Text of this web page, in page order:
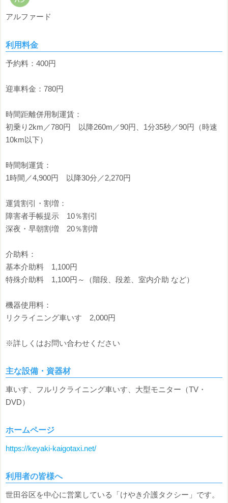
アルファード
利用料金
予約料：400円
迎車料金：780円
時間距離併用制運賃：
初乗り2km／780円 以降260m／90円、1分35秒／90円（時速
10km以下）
時間制運賃：
1時間／4,900円 以降30分／2,270円
運賃割引・割増：
障害者手帳提示 10％割引
深夜・早朝割増 20％割増
介助料：
基本介助料 1,100円
特殊介助料 1,100円～（階段、段差、室内介助 など）
機器使用料：
リクライニング車いす 2,000円
※詳しくはお問い合わせください
主な設備・資器材
車いす、フルリクライニング車いす、大型モニター（TV・
DVD）
ホームページ
https://keyaki-kaigotaxi.net/
利用者の皆様へ
世田谷区を中心に営業している「けやき介護タクシー」です。